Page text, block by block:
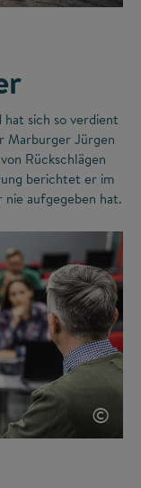
sich so verdient
Marburger Jürgen
Rückschlägen
berichtet er im
aufgegeben hat.
©